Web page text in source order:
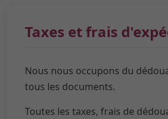
Taxes et frais
Nous nous occupons du
tous les documents.
Toutes les taxes, frais de